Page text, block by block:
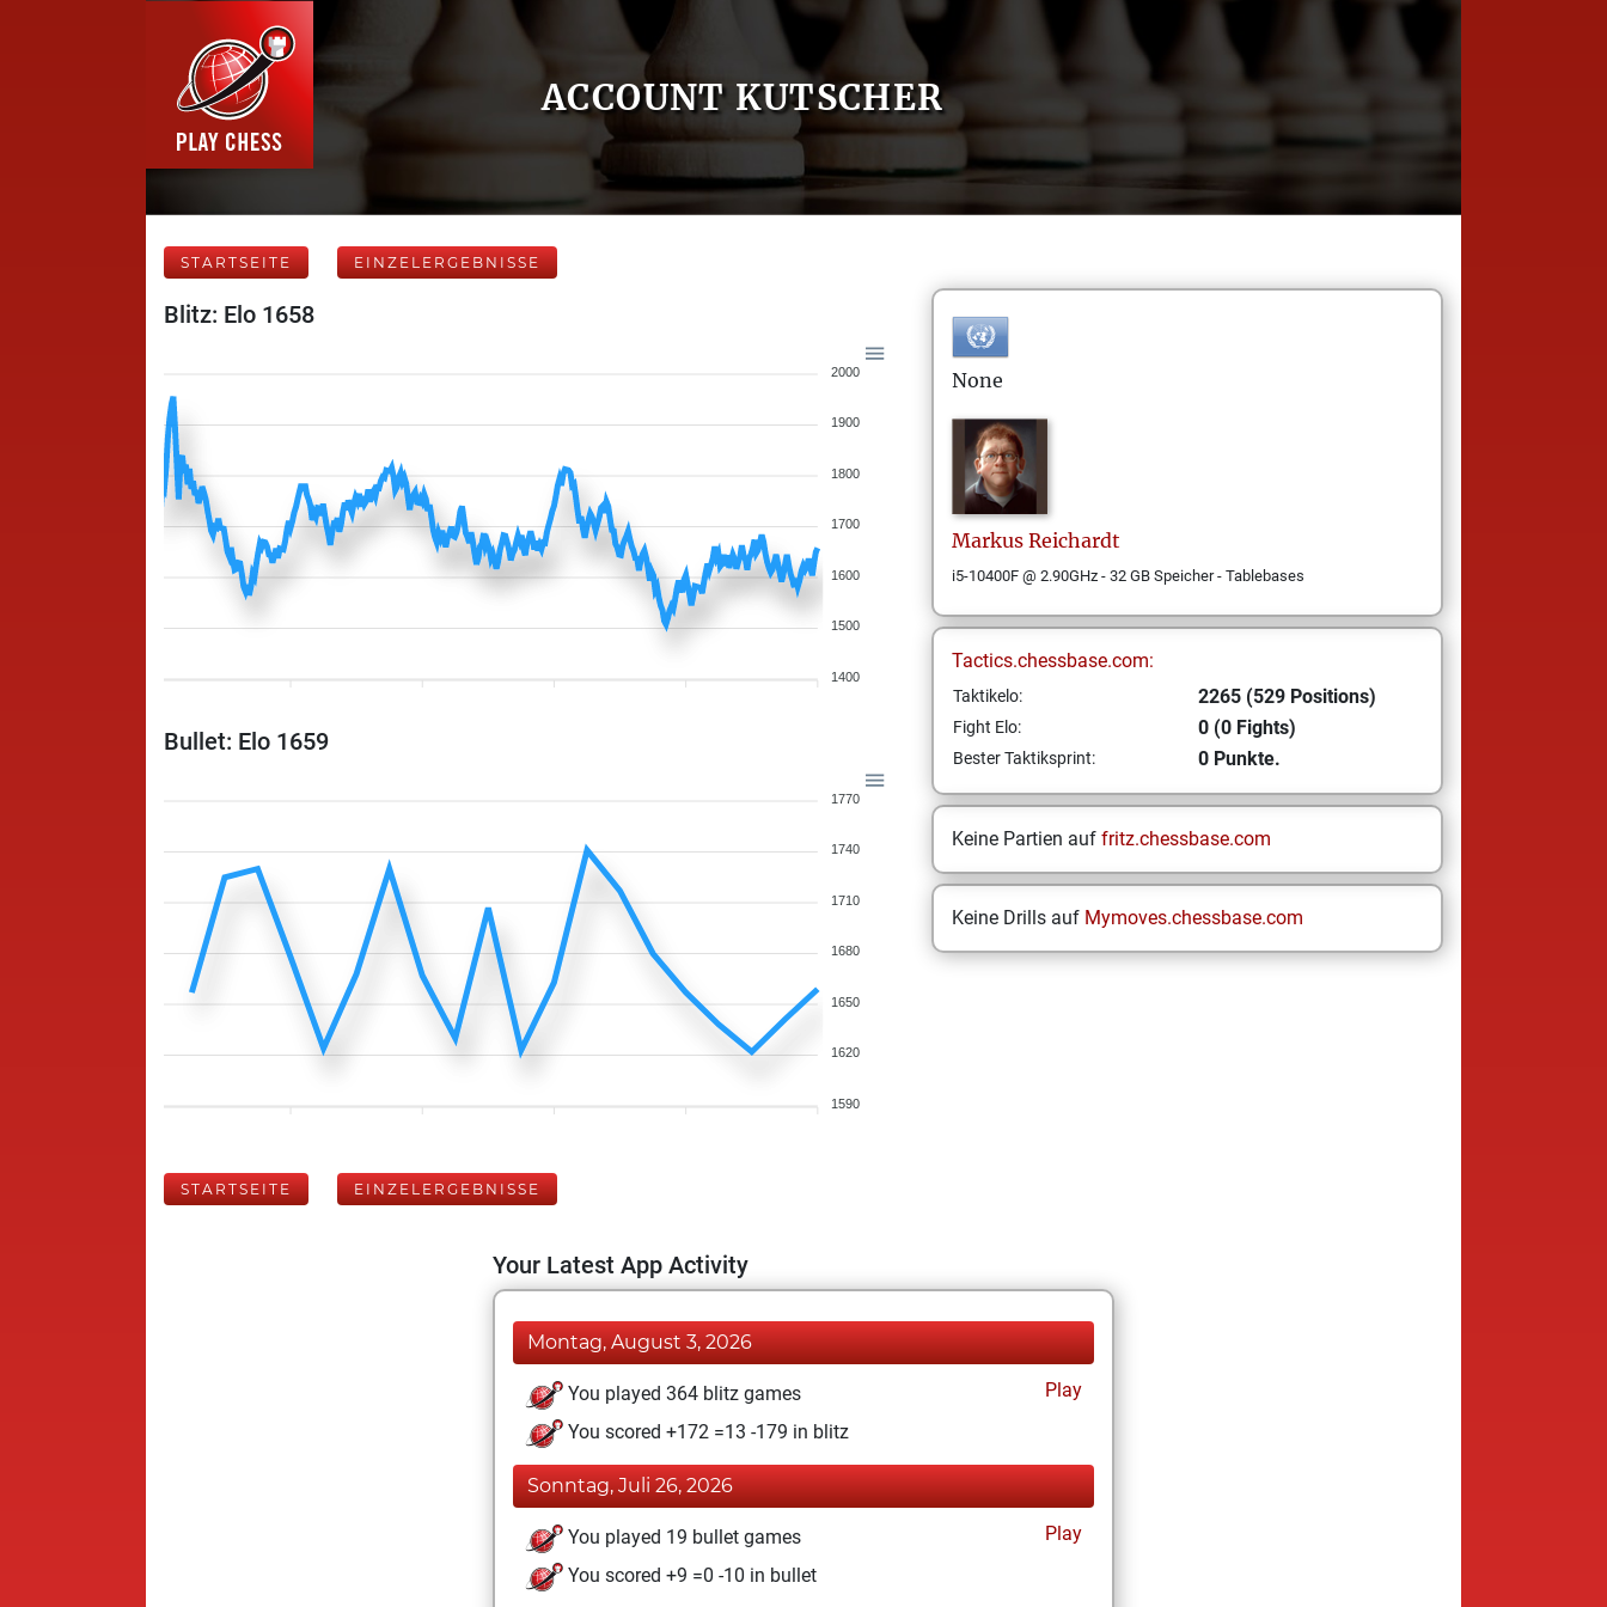
ACCOUNT KUTSCHER
STARTSEITE EINZELERGEBNISSE
Blitz: Elo 1658
2000
1900
1800
1700
1600
1500
1400
Bullet: Elo 1659
1770
1740
1710
1680
1650
1620
1590
None
Markus Reichardt
i5-10400F @ 2.90GHz - 32 GB Speicher - Tablebases
Tactics.chessbase.com:
Taktikelo: 2265 (529 Positions)
Fight Elo: 0 (0 Fights)
Bester Taktiksprint: 0 Punkte.
Keine Partien auf fritz.chessbase.com
Keine Drills auf Mymoves.chessbase.com
STARTSEITE EINZELERGEBNISSE
Your Latest App Activity
Montag, August 3, 2026
You played 364 blitz games
Play
You scored +172 =13 -179 in blitz
Sonntag, Juli 26, 2026
You played 19 bullet games
Play
You scored +9 =0 -10 in bullet